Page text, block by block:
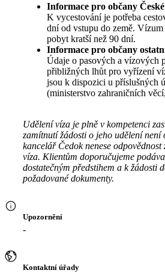
Informace pro občany
K vycestování je potřeba
dní od vstupu do země.
pobyt kratší než 90 dní.
Informace pro občany
Údaje o pasových a vízových
přibližných lhůt pro vyřízení
jsou k dispozici u příslušných
(ministerstvo zahraničních
Udělení víza je plně v kompetenci
zamítnutí žádosti o jeho udělení není
kancelář Čedok nenese
víza. Klientům doporučujeme
dostatečným předstihem a k žádosti
požadované dokumenty.
Upozornění
-
Kontaktní úřady